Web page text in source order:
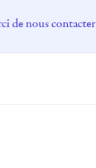
de nous contacter